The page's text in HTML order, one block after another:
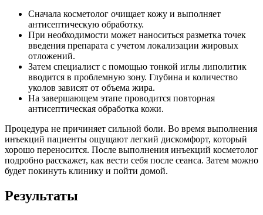
Сначала косметолог очищает кожу и выполняет
антисептическую обработку.
При необходимости может наноситься разметка точек
введения препарата с учетом локализации жировых
отложений.
Затем специалист с помощью тонкой иглы липолитик
вводится в проблемную зону. Глубина и количество
уколов зависят от объема жира.
На завершающем этапе проводится повторная
антисептическая обработка кожи.
Процедура не причиняет сильной боли. Во время выполнения
инъекций пациенты ощущают легкий дискомфорт, который
хорошо переносится. После выполнения инъекций косметолог
подробно расскажет, как вести себя после сеанса. Затем можно
будет покинуть клинику и пойти домой.
Результаты